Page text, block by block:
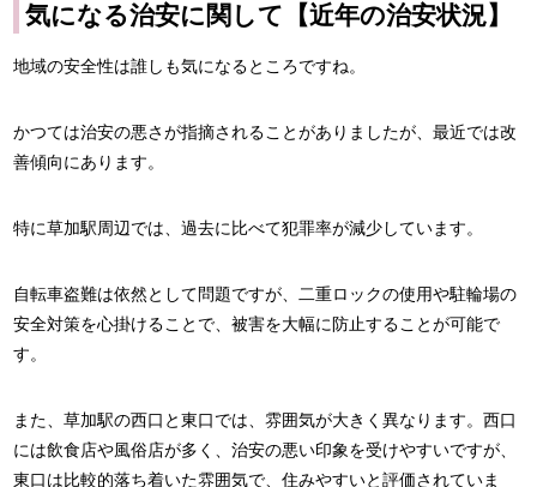
気になる治安に関して【近年の治安状況】
地域の安全性は誰しも気になるところですね。
かつては治安の悪さが指摘されることがありましたが、最近では改
善傾向にあります。
特に草加駅周辺では、過去に比べて犯罪率が減少しています。
自転車盗難は依然として問題ですが、二重ロックの使用や駐輪場の
安全対策を心掛けることで、被害を大幅に防止することが可能で
す。
また、草加駅の西口と東口では、雰囲気が大きく異なります。西口
には飲食店や風俗店が多く、治安の悪い印象を受けやすいですが、
東口は比較的落ち着いた雰囲気で、住みやすいと評価されていま